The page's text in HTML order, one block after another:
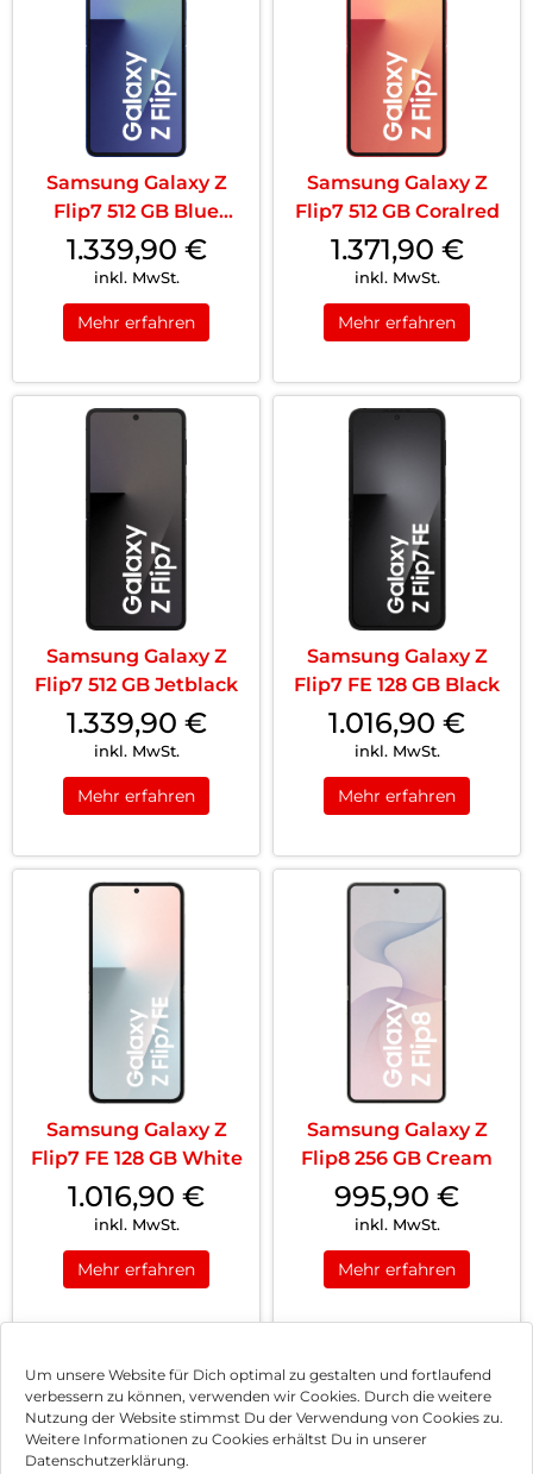
Um unsere Website für Dich optimal zu gestalten und fortlaufend
verbessern zu können, verwenden wir Cookies. Durch die weitere
Nutzung der Website stimmst Du der Verwendung von Cookies zu.
Weitere Informationen zu Cookies erhältst Du in unserer
Datenschutzerklärung.
Samsung Galaxy Z
Flip7 512 GB Blue
Shadow
1.339,90 €
inkl. MwSt.
Mehr erfahren
Samsung Galaxy Z
Flip7 512 GB Coralred
1.371,90 €
inkl. MwSt.
Mehr erfahren
Samsung Galaxy Z
Flip7 512 GB Jetblack
1.339,90 €
inkl. MwSt.
Mehr erfahren
Samsung Galaxy Z
Flip7 FE 128 GB Black
1.016,90 €
inkl. MwSt.
Mehr erfahren
Samsung Galaxy Z
Flip7 FE 128 GB White
1.016,90 €
inkl. MwSt.
Mehr erfahren
Samsung Galaxy Z
Flip8 256 GB Cream
995,90 €
inkl. MwSt.
Mehr erfahren
1 2 Nächste
Impressum